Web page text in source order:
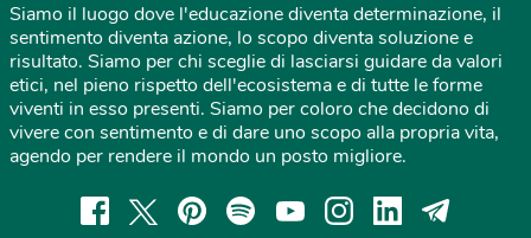
Siamo il luogo dove l'educazione diventa determinazione, il
sentimento diventa azione, lo scopo diventa soluzione e
risultato. Siamo per chi sceglie di lasciarsi guidare da valori
etici, nel pieno rispetto dell'ecosistema e di tutte le forme
viventi in esso presenti. Siamo per coloro che decidono di
vivere con sentimento e di dare uno scopo alla propria vita,
agendo per rendere il mondo un posto migliore.